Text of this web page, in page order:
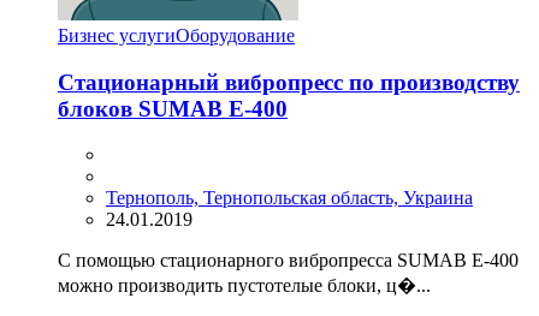
Бизнес услугиОборудование
Стационарный вибропресс по производству
блоков SUMAB Е-400
Тернополь, Тернопольская область, Украина
24.01.2019
С помощью стационарного вибропресса SUMAB E-400
можно производить пустотелые блоки, ц�...